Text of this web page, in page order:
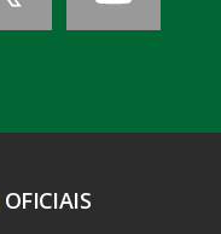
OFICIAIS